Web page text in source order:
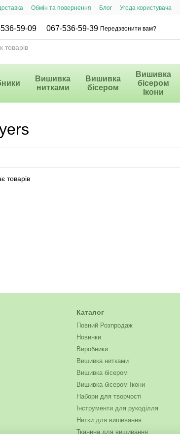
Обмін та повернення Блог Угода користувача
59-09 067-536-59-39 Передзвонити вам?
Вишивка
нитками
Вишивка
бісером
Вишивка
бісером
Ікони
товарів
Каталог
Повний Розпродаж
Новинки
Виробники
Вишивка нитками
Вишивка бісером
Вишивка бісером Ікони
Набори для творчості
Інструменти для рукоділля
Нитки для вишивання
Тканина для вишивання